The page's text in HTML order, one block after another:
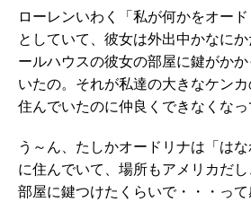
ローレンいわく「私が何かをオー
としていて、彼女は外出中かなに
ールハウスの彼女の部屋に鍵がか
いたの。それが私達の大きなケン
住んでいたのに仲良くできなくなっ
う～ん、たしかオードリナは「は
に住んでいて、場所もアメリカだ
部屋に鍵つけたくらいで・・・っ